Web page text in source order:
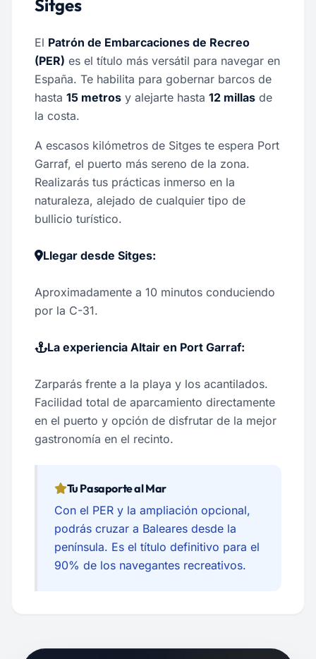
Sitges
El Patrón de Embarcaciones de Recreo
(PER) es el título más versátil para navegar en
España. Te habilita para gobernar barcos de
hasta 15 metros y alejarte hasta 12 millas de
la costa.
A escasos kilómetros de Sitges te espera Port
Garraf, el puerto más sereno de la zona.
Realizarás tus prácticas inmerso en la
naturaleza, alejado de cualquier tipo de
bullicio turístico.
Llegar desde Sitges:
Aproximadamente a 10 minutos conduciendo
por la C-31.
La experiencia Altair en Port Garraf:
Zarparás frente a la playa y los acantilados.
Facilidad total de aparcamiento directamente
en el puerto y opción de disfrutar de la mejor
gastronomía en el recinto.
Tu Pasaporte al Mar
Con el PER y la ampliación opcional,
podrás cruzar a Baleares desde la
península. Es el título definitivo para el
90% de los navegantes recreativos.